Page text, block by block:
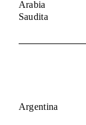
Arabia
Saudita
Argentina